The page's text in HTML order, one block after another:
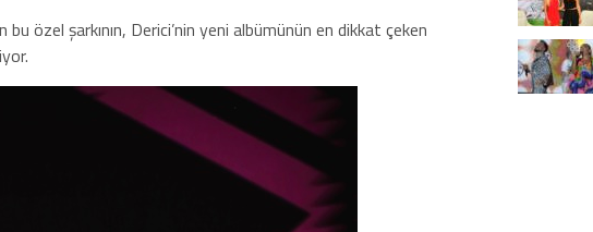
bu özel şarkının, Derici’nin yeni albümünün en dikkat çeken